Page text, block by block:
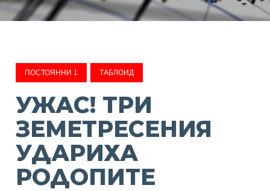
ПОСТОЯННИ 1 ТАБЛОИД
УЖАС! ТРИ
ЗЕМЕТРЕСЕНИЯ
УДАРИХА
РОДОПИТЕ